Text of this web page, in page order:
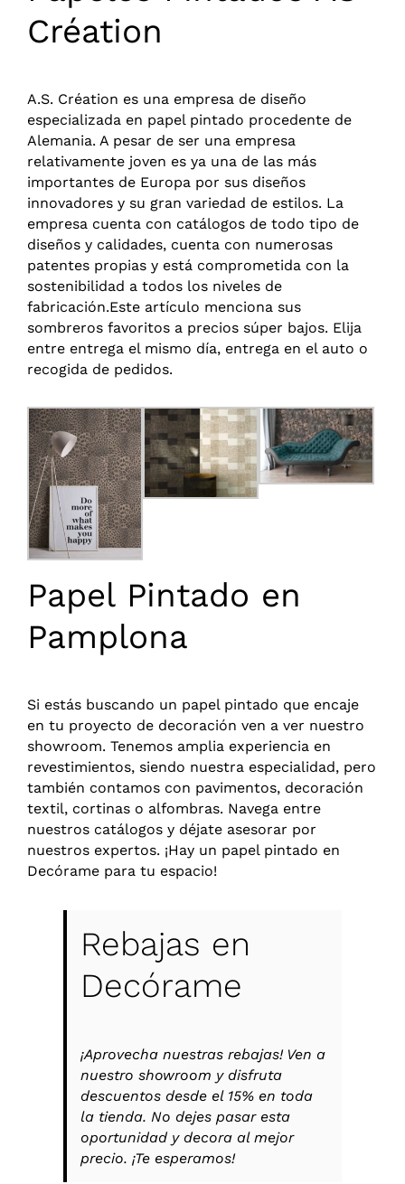
Création
A.S. Création es una empresa de diseño
especializada en papel pintado procedente de
Alemania. A pesar de ser una empresa
relativamente joven es ya una de las más
importantes de Europa por sus diseños
innovadores y su gran variedad de estilos. La
empresa cuenta con catálogos de todo tipo de
diseños y calidades, cuenta con numerosas
patentes propias y está comprometida con la
sostenibilidad a todos los niveles de
fabricación.Este artículo menciona sus
sombreros favoritos a precios súper bajos. Elija
entre entrega el mismo día, entrega en el auto o
recogida de pedidos.
Papel Pintado en
Pamplona
Si estás buscando un papel pintado que encaje
en tu proyecto de decoración ven a ver nuestro
showroom. Tenemos amplia experiencia en
revestimientos, siendo nuestra especialidad, pero
también contamos con pavimentos, decoración
textil, cortinas o alfombras. Navega entre
nuestros catálogos y déjate asesorar por
nuestros expertos. ¡Hay un papel pintado en
Decórame para tu espacio!
Rebajas en
Decórame
¡Aprovecha nuestras rebajas! Ven a
nuestro showroom y disfruta
descuentos desde el 15% en toda
la tienda. No dejes pasar esta
oportunidad y decora al mejor
precio. ¡Te esperamos!